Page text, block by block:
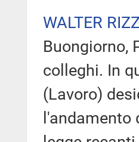
WALTER
Buongiorno,
colleghi. In
(Lavoro)